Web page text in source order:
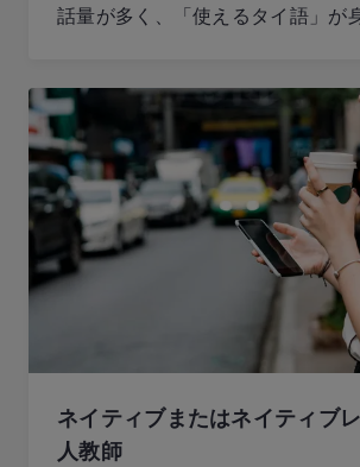
話量が多く、「使えるタイ語」が
ネイティブまたはネイティブ
人教師